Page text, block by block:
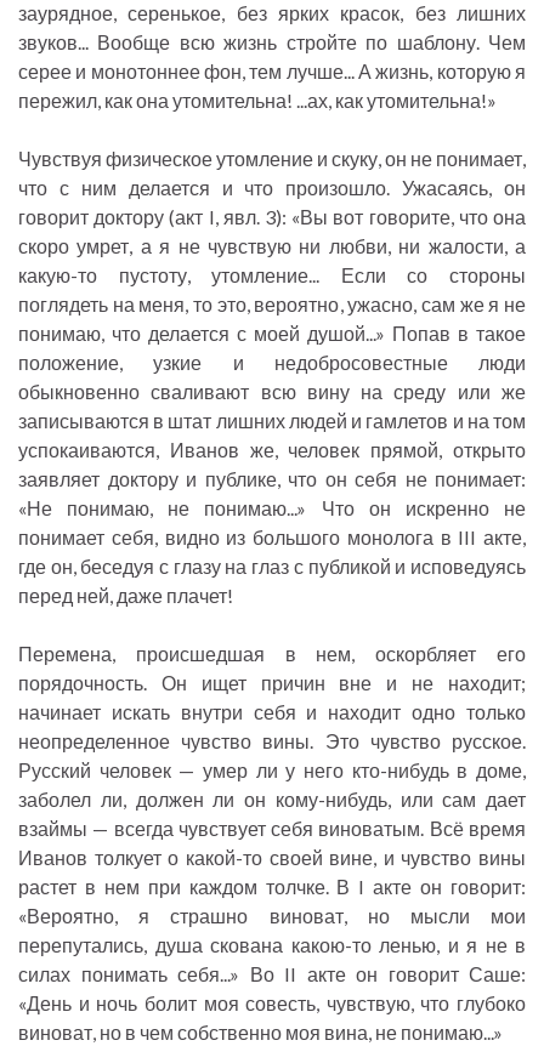
заурядное, серенькое, без ярких красок, без лишних
звуков... Вообще всю жизнь стройте по шаблону. Чем
серее и монотоннее фон, тем лучше... А жизнь, которую я
пережил, как она утомительна! ...ах, как утомительна!»
Чувствуя физическое утомление и скуку, он не понимает,
что с ним делается и что произошло. Ужасаясь, он
говорит доктору (акт I, явл. 3): «Вы вот говорите, что она
скоро умрет, а я не чувствую ни любви, ни жалости, а
какую-то пустоту, утомление... Если со стороны
поглядеть на меня, то это, вероятно, ужасно, сам же я не
понимаю, что делается с моей душой...» Попав в такое
положение, узкие и недобросовестные люди
обыкновенно сваливают всю вину на среду или же
записываются в штат лишних людей и гамлетов и на том
успокаиваются, Иванов же, человек прямой, открыто
заявляет доктору и публике, что он себя не понимает:
«Не понимаю, не понимаю...» Что он искренно не
понимает себя, видно из большого монолога в III акте,
где он, беседуя с глазу на глаз с публикой и исповедуясь
перед ней, даже плачет!
Перемена, происшедшая в нем, оскорбляет его
порядочность. Он ищет причин вне и не находит;
начинает искать внутри себя и находит одно только
неопределенное чувство вины. Это чувство русское.
Русский человек — умер ли у него кто-нибудь в доме,
заболел ли, должен ли он кому-нибудь, или сам дает
взаймы — всегда чувствует себя виноватым. Всё время
Иванов толкует о какой-то своей вине, и чувство вины
растет в нем при каждом толчке. В I акте он говорит:
«Вероятно, я страшно виноват, но мысли мои
перепутались, душа скована какою-то ленью, и я не в
силах понимать себя...» Во II акте он говорит Саше:
«День и ночь болит моя совесть, чувствую, что глубоко
виноват, но в чем собственно моя вина, не понимаю...»